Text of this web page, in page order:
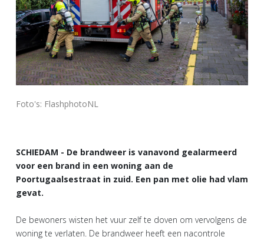
Foto's: FlashphotoNL
SCHIEDAM - De brandweer is vanavond gealarmeerd
voor een brand in een woning aan de
Poortugaalsestraat in zuid. Een pan met olie had vlam
gevat.
De bewoners wisten het vuur zelf te doven om vervolgens de
woning te verlaten. De brandweer heeft een nacontrole